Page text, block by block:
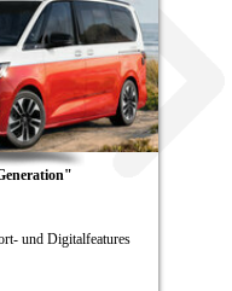
und Digitalfeatures